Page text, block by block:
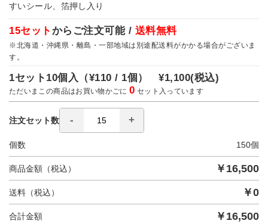
すいシール、箔押し入り
15セット からご注文可能 / 送料無料
※北海道・沖縄県・離島・一部地域は別途配送料がかかる場合がございま
す。
1セット10個入（¥110 / 1個）¥1,100(税込)
ただいまこの商品はお買い物かごに0 セット入っています
注文セット数
個数 150個
商品金額（税込） ￥ 16,500
送料（税込） ￥0
合計金額 ￥ 16,500